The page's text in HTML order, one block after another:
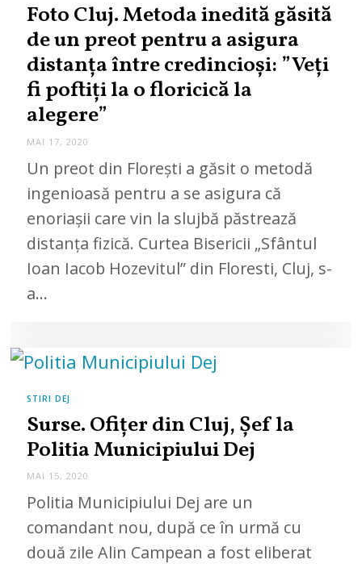
Foto Cluj. Metoda inedită găsită
de un preot pentru a asigura
distanța între credincioși: ”Veți
fi poftiți la o floricică la
alegere”
MAI 17, 2020
I
1
7
,
2
0
2
0
Un preot din Florești a găsit o metodă
ingenioasă pentru a se asigura că
enoriașii care vin la slujbă păstrează
distanța fizică. Curtea Bisericii „Sfântul
Ioan Iacob Hozevitul” din Floresti, Cluj, s-
a…
STIRI DEJ
Surse. Ofițer din Cluj, Șef la
Politia Municipiului Dej
MAI 15, 2020
I
1
5
,
2
0
Politia Municipiului Dej are un
comandant nou, după ce în urmă cu
două zile Alin Campean a fost eliberat